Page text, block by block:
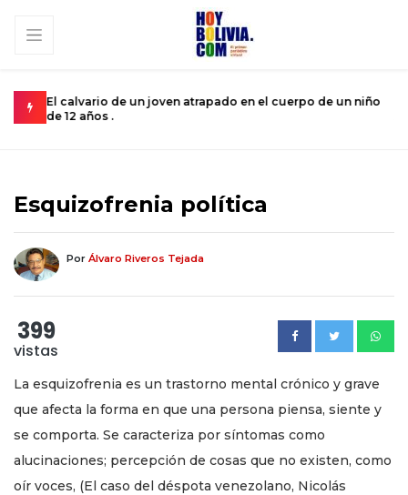
niño
Miopía estatal condena al turismo nacional a una
subsistencia de rebalse .
Esquizofrenia política
Por Álvaro Riveros Tejada
399
vistas
La esquizofrenia es un trastorno mental crónico y grave
que afecta la forma en que una persona piensa, siente y
se comporta. Se caracteriza por síntomas como
alucinaciones; percepción de cosas que no existen, como
oír voces, (El caso del déspota venezolano, Nicolás